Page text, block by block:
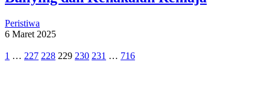
Peristiwa
6 Maret 2025
1 … 227 228 229 230 231 … 716